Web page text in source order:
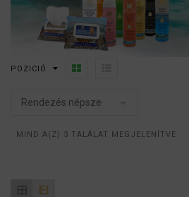
POZICIÓ
MIND A(Z) 3 TALÁLAT MEGJELENÍTVE